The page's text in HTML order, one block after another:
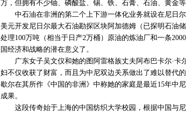
万，但拥有不少铀、磷酸盐、锡、铁、石膏、石油、黄金
中石油在非洲的第二个上下游一体化业务就设在尼日尔
美元开发尼日尔最大石油勘探区块阿加德姆（已探明石油
处理100万吨（相当于日产2万桶）原油的炼油厂和一条
国经济和战略的潜在意义了。
广东女子吴文仪和她的图阿雷格族丈夫阿布巴卡尔·卡
妇不仅收获了财富，而且为中尼双边关系做出了难以替代
歇尔在其所作《中国的非洲》中称她的家庭是最近15年中
成果。
这段传奇始于上海的中国纺织大学校园，根据中国与尼